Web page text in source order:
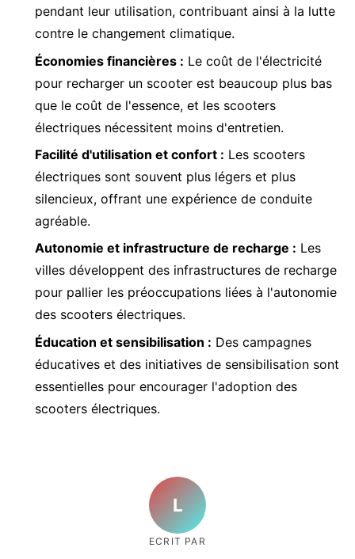
pendant leur utilisation, contribuant ainsi à la lutte
contre le changement climatique.
Économies financières : Le coût de l'électricité
pour recharger un scooter est beaucoup plus bas
que le coût de l'essence, et les scooters
électriques nécessitent moins d'entretien.
Facilité d'utilisation et confort : Les scooters
électriques sont souvent plus légers et plus
silencieux, offrant une expérience de conduite
agréable.
Autonomie et infrastructure de recharge : Les
villes développent des infrastructures de recharge
pour pallier les préoccupations liées à l'autonomie
des scooters électriques.
Éducation et sensibilisation : Des campagnes
éducatives et des initiatives de sensibilisation sont
essentielles pour encourager l'adoption des
scooters électriques.
L
ECRIT PAR